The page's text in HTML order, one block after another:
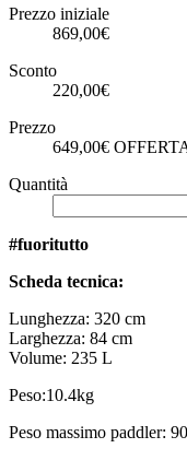
Prezzo iniziale
869,00€
Sconto
220,00€
Prezzo
649,00€
Quantità
#fuoritutto
Scheda tecnica:
Lunghezza: 320 cm
Larghezza: 84 cm
Volume: 235 L
Peso:10.4kg
Peso massimo paddler: